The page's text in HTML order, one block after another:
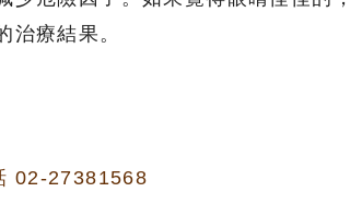
治療結果。
02-27381568